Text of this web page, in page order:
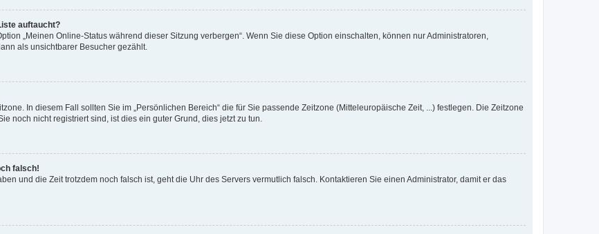
auftaucht?
„Meinen Online-Status während dieser Sitzung verbergen“. Wenn Sie diese Option einschalten, können nur Administratoren,
als unsichtbarer Besucher gezählt.
In diesem Fall sollten Sie im „Persönlichen Bereich“ die für Sie passende Zeitzone (Mitteleuropäische Zeit, ...) festlegen. Die Zeitzone
noch nicht registriert sind, ist dies ein guter Grund, dies jetzt zu tun.
falsch!
und die Zeit trotzdem noch falsch ist, geht die Uhr des Servers vermutlich falsch. Kontaktieren Sie einen Administrator, damit er das